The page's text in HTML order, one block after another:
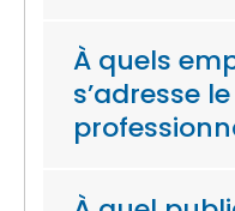
À quels
s’adresse